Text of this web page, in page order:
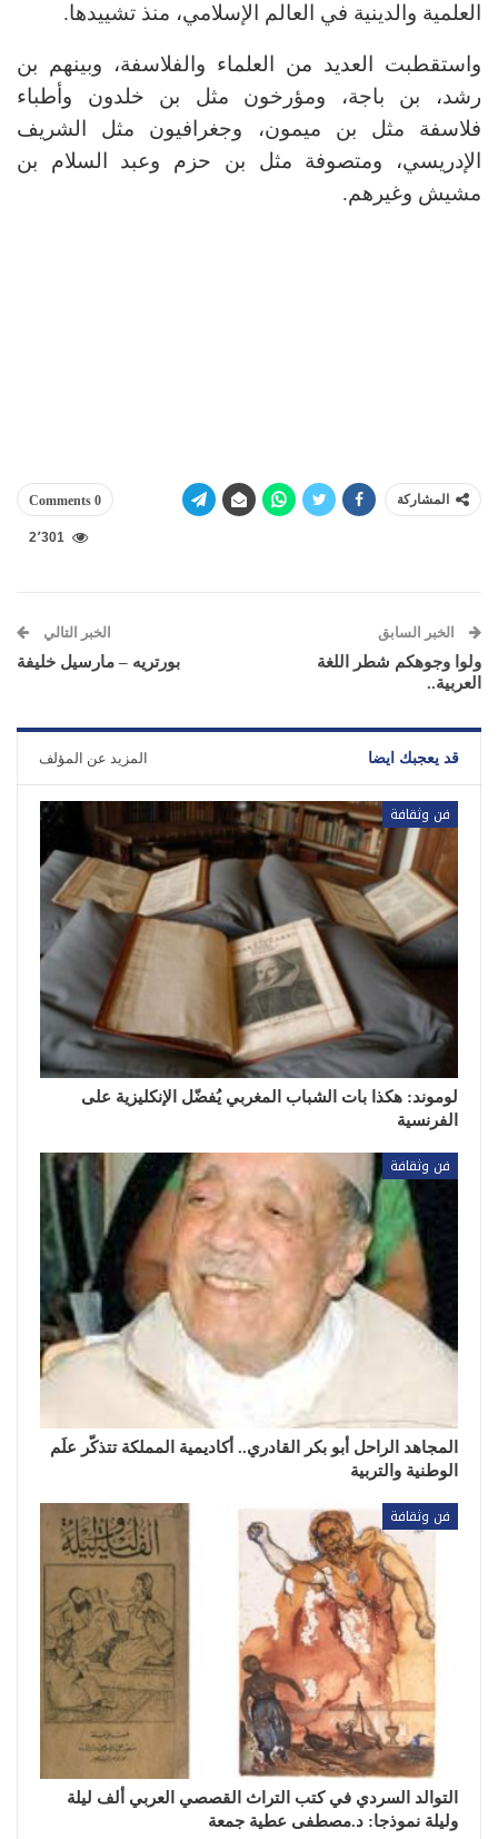
العلمية والدينية في العالم الإسلامي، منذ تشييدها.
واستقطبت العديد من العلماء والفلاسفة، وبينهم بن
رشد، بن باجة، ومؤرخون مثل بن خلدون وأطباء
فلاسفة مثل بن ميمون، وجغرافيون مثل الشريف
الإدريسي، ومتصوفة مثل بن حزم وعبد السلام بن
مشيش وغيرهم.
المشاركة 0 Comments
2٬301
الخبر السابق
ولوا وجوهكم شطر اللغة
العربية..
الخبر التالي
بورتريه – مارسيل خليفة
قد يعجبك ايضا المزيد عن المؤلف
فن وثقافة
لوموند: هكذا بات الشباب المغربي يُفضّل الإنكليزية على
الفرنسية
فن وثقافة
المجاهد الراحل أبو بكر القادري.. أكاديمية المملكة تتذكّر علَم
الوطنية والتربية
فن وثقافة
التوالد السردي في كتب التراث القصصي العربي ألف ليلة
وليلة نموذجا: د.مصطفى عطية جمعة